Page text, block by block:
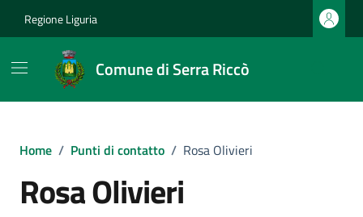
Regione Liguria
Comune di Serra Riccò
Home / Punti di contatto / Rosa Olivieri
Rosa Olivieri